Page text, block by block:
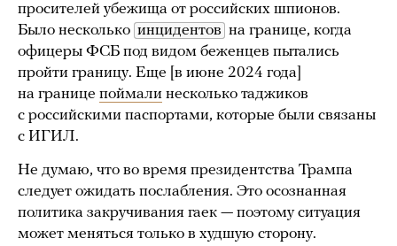
просителей убежища от российских шпионов.
Было несколько инцидентов на границе, когда
офицеры ФСБ под видом беженцев пытались
пройти границу. Еще [в июне 2024 года]
на границе поймали несколько таджиков
с российскими паспортами, которые были связаны
с ИГИЛ.
Не думаю, что во время президентства Трампа
следует ожидать послабления. Это осознанная
политика закручивания гаек — поэтому ситуация
может меняться только в худшую сторону.